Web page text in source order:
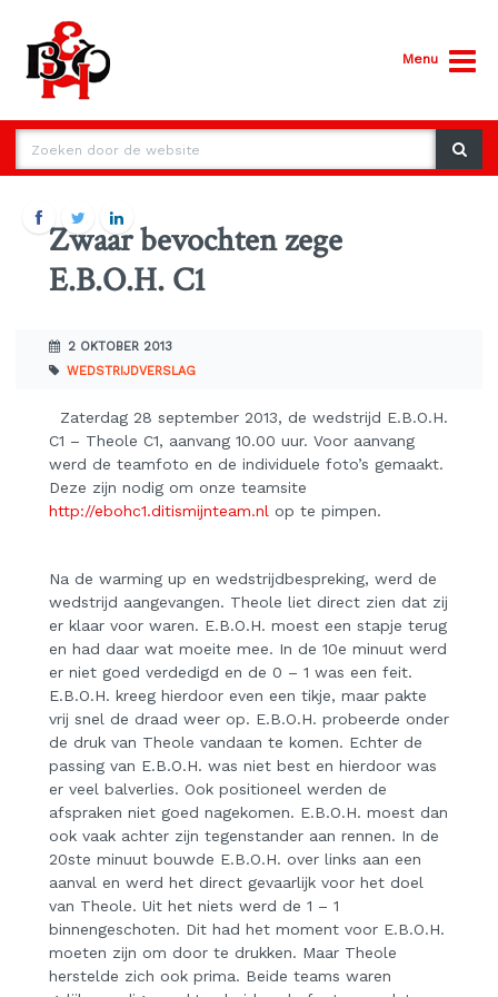
Menu
Zwaar bevochten zege
E.B.O.H. C1
2 OKTOBER 2013
WEDSTRIJDVERSLAG
Zaterdag 28 september 2013, de wedstrijd E.B.O.H.
C1 – Theole C1, aanvang 10.00 uur. Voor aanvang
werd de teamfoto en de individuele foto’s gemaakt.
Deze zijn nodig om onze teamsite
http://ebohc1.ditismijnteam.nl op te pimpen.
Na de warming up en wedstrijdbespreking, werd de
wedstrijd aangevangen. Theole liet direct zien dat zij
er klaar voor waren. E.B.O.H. moest een stapje terug
en had daar wat moeite mee. In de 10e minuut werd
er niet goed verdedigd en de 0 – 1 was een feit.
E.B.O.H. kreeg hierdoor even een tikje, maar pakte
vrij snel de draad weer op. E.B.O.H. probeerde onder
de druk van Theole vandaan te komen. Echter de
passing van E.B.O.H. was niet best en hierdoor was
er veel balverlies. Ook positioneel werden de
afspraken niet goed nagekomen. E.B.O.H. moest dan
ook vaak achter zijn tegenstander aan rennen. In de
20ste minuut bouwde E.B.O.H. over links aan een
aanval en werd het direct gevaarlijk voor het doel
van Theole. Uit het niets werd de 1 – 1
binnengeschoten. Dit had het moment voor E.B.O.H.
moeten zijn om door te drukken. Maar Theole
herstelde zich ook prima. Beide teams waren